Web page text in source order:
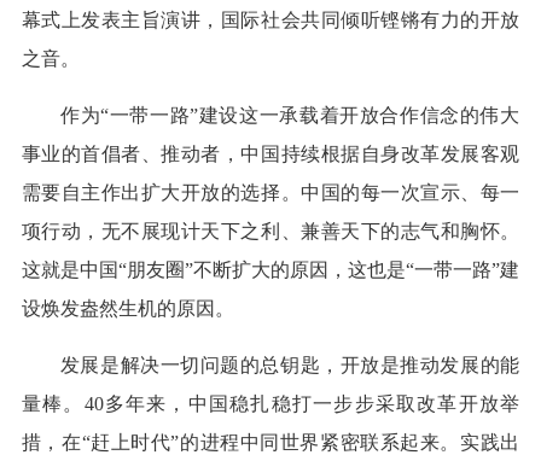
幕式上发表主旨演讲，国际社会共同倾听铿锵有力的开放
之音。
作为“一带一路”建设这一承载着开放合作信念的伟大
事业的首倡者、推动者，中国持续根据自身改革发展客观
需要自主作出扩大开放的选择。中国的每一次宣示、每一
项行动，无不展现计天下之利、兼善天下的志气和胸怀。
这就是中国“朋友圈”不断扩大的原因，这也是“一带一路”建
设焕发盎然生机的原因。
发展是解决一切问题的总钥匙，开放是推动发展的能
量棒。40多年来，中国稳扎稳打一步步采取改革开放举
措，在“赶上时代”的进程中同世界紧密联系起来。实践出